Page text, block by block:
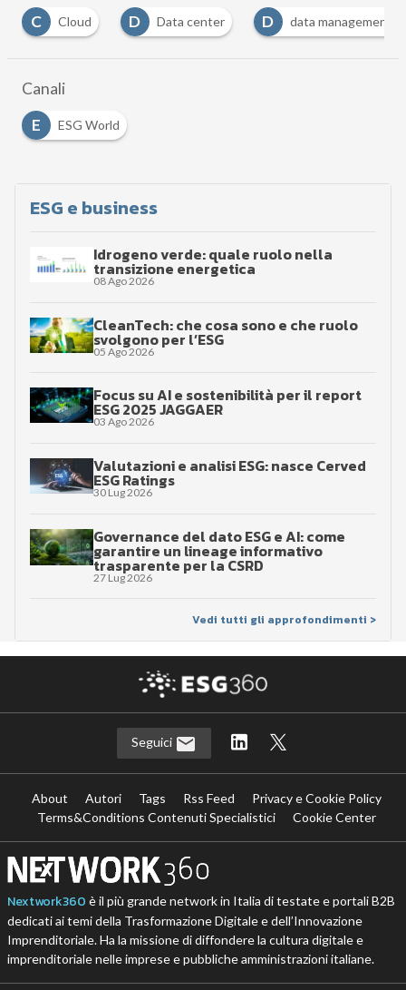
D Data center D data management S
Canali
E
ESG World
ESG e business
Idrogeno verde: quale ruolo nella
transizione energetica
08 Ago 2026
CleanTech: che cosa sono e che ruolo
svolgono per l’ESG
05 Ago 2026
Focus su AI e sostenibilità per il report
ESG 2025 JAGGAER
03 Ago 2026
Valutazioni e analisi ESG: nasce Cerved
ESG Ratings
30 Lug 2026
Governance del dato ESG e AI: come
garantire un lineage informativo
trasparente per la CSRD
27 Lug 2026
Vedi tutti gli approfondimenti >
Seguici
About Autori Tags Rss Feed
Privacy e Cookie Policy
Terms&Conditions Contenuti Specialistici
Cookie Center
Nextwork360 è il più grande network in Italia di testate e portali B2B
dedicati ai temi della Trasformazione Digitale e dell’Innovazione
Imprenditoriale. Ha la missione di diffondere la cultura digitale e
imprenditoriale nelle imprese e pubbliche amministrazioni italiane.